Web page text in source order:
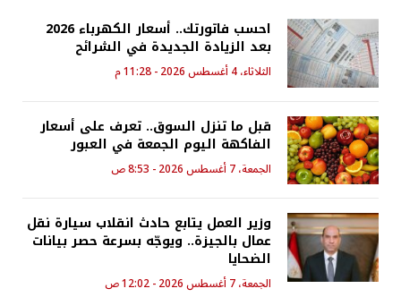
احسب فاتورتك.. أسعار الكهرباء 2026
بعد الزيادة الجديدة في الشرائح
الثلاثاء، 4 أغسطس 2026 - 11:28 م
قبل ما تنزل السوق.. تعرف على أسعار
الفاكهة اليوم الجمعة في العبور
الجمعة، 7 أغسطس 2026 - 8:53 ص
وزير العمل يتابع حادث انقلاب سيارة نقل
عمال بالجيزة.. ويوجّه بسرعة حصر بيانات
الضحايا
الجمعة، 7 أغسطس 2026 - 12:02 ص